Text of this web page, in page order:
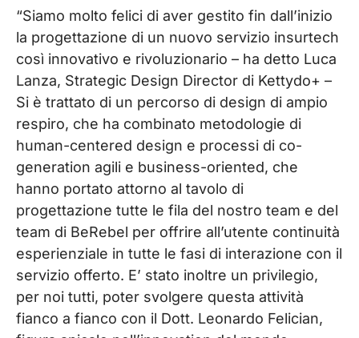
“Siamo molto felici di aver gestito fin dall’inizio
la progettazione di un nuovo servizio insurtech
così innovativo e rivoluzionario – ha detto Luca
Lanza, Strategic Design Director di Kettydo+ –
Si è trattato di un percorso di design di ampio
respiro, che ha combinato metodologie di
human-centered design e processi di co-
generation agili e business-oriented, che
hanno portato attorno al tavolo di
progettazione tutte le fila del nostro team e del
team di BeRebel per offrire all’utente continuità
esperienziale in tutte le fasi di interazione con il
servizio offerto. E’ stato inoltre un privilegio,
per noi tutti, poter svolgere questa attività
fianco a fianco con il Dott. Leonardo Felician,